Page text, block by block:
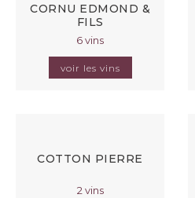
CORNU EDMOND &
FILS
6 vins
voir les vins
COTTON PIERRE
2 vins